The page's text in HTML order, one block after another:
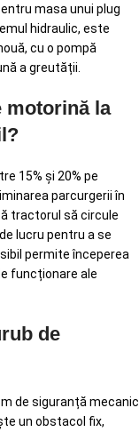
masa unui plug
hidraulic, este
cu o pompă
a greutății.
motorină la
15% și 20% pe
parcurgerii în
tractorul să circule
lucru pentru a se
permite începerea
funcționare ale
de
de siguranță mecanic
un obstacol fix,